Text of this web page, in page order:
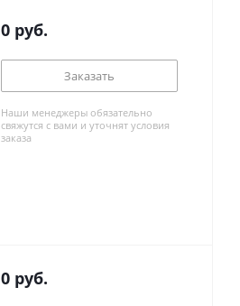
0 руб.
Заказать
Наши менеджеры обязательно
свяжутся с вами и уточнят условия
заказа
0 руб.